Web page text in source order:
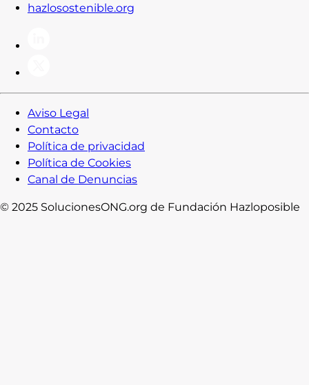
hazlosostenible.org
Aviso Legal
Contacto
Política de privacidad
Política de Cookies
Canal de Denuncias
© 2025 SolucionesONG.org de Fundación Hazloposible